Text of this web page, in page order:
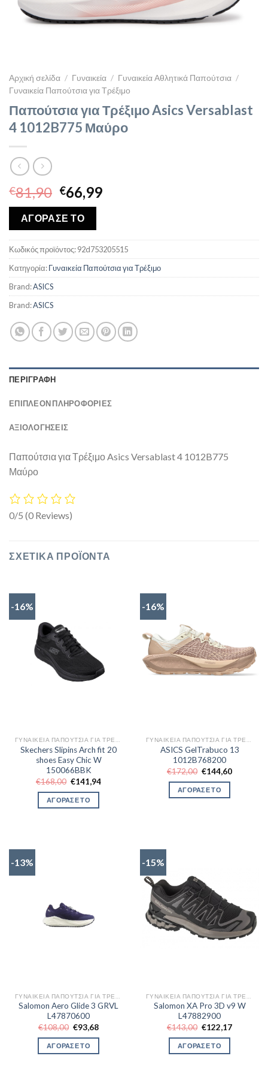
Αρχική σελίδα / Γυναικεία / Γυναικεία Αθλητικά Παπούτσια /
Γυναικεία Παπούτσια για Τρέξιμο
Παπούτσια για Τρέξιμο Asics Versablast
4 1012B775 Μαύρο
€81,90 Original
price
was:
€81,90.
€66,99Η
€66,99.
ΑΓΟΡΑΣΕ ΤΟ
Κωδικός προϊόντος:92d753205515
Κατηγορία:Γυναικεία Παπούτσια για Τρέξιμο
Brand:ASICS
Brand:ASICS
ΠΕΡΙΓΡΑΦΉ
ΕΠΙΠΛΈΟΝ ΠΛΗΡΟΦΟΡΊΕΣ
ΑΞΙΟΛΟΓΗΣΕΙΣ
Παπούτσια για Τρέξιμο Asics Versablast 4 1012B775
Μαύρο
0/5 (0 Reviews)
ΣΧΕΤΙΚΆ ΠΡΟΪΌΝΤΑ
-16%
ΓΥΝΑΙΚΕΊΑ ΠΑΠΟΎΤΣΙΑ ΓΙΑ ΤΡΈΞΙΜΟ
Skechers Slipins Arch fit 20
shoes Easy Chic W
150066BBK
€168,00 Original
was:
€168,00.
€141,94Η
ΑΓΟΡΑΣΕ ΤΟ
-16%
ΓΥΝΑΙΚΕΊΑ ΠΑΠΟΎΤΣΙΑ ΓΙΑ ΤΡΈΞΙΜΟ
ASICS GelTrabuco 13
1012B768200
€172,00 Original
was:
€172,00.
€144,60Η
ΑΓΟΡΑΣΕ ΤΟ
-13%
Salomon Aero Glide 3 GRVL
L47870600
€108,00 Original
price
was:
€108,00.
€93,68Η
ΑΓΟΡΑΣΕ ΤΟ
-15%
Salomon XA Pro 3D v9 W
L47882900
€143,00 Original
was:
€143,00.
€122,17Η
ΑΓΟΡΑΣΕ ΤΟ